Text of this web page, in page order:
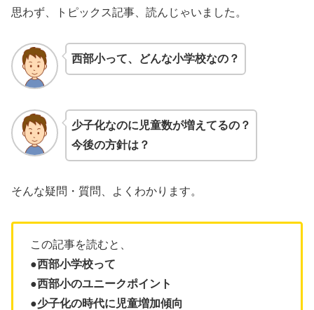
思わず、トピックス記事、読んじゃいました。
西部小って、どんな小学校なの？
少子化なのに児童数が増えてるの？
今後の方針は？
そんな疑問・質問、よくわかります。
この記事を読むと、
●西部小学校って
●西部小のユニークポイント
●少子化の時代に児童増加傾向